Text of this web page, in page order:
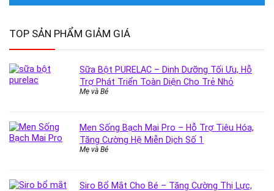
TOP SẢN PHẨM GIẢM GIÁ
Sữa Bột PURELAC – Dinh Dưỡng Tối Ưu, Hỗ
Trợ Phát Triển Toàn Diện Cho Trẻ Nhỏ
Mẹ và Bé
Men Sống Bạch Mai Pro – Hỗ Trợ Tiêu Hóa,
Tăng Cường Hệ Miễn Dịch Số 1
Mẹ và Bé
Siro Bổ Mắt Cho Bé – Tăng Cường Thị Lực,